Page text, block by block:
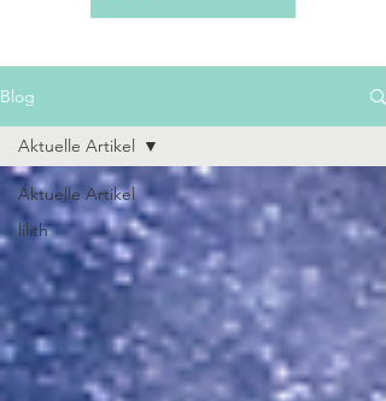
Blog
Aktuelle Artikel
lilith
Aktuelle Artikel